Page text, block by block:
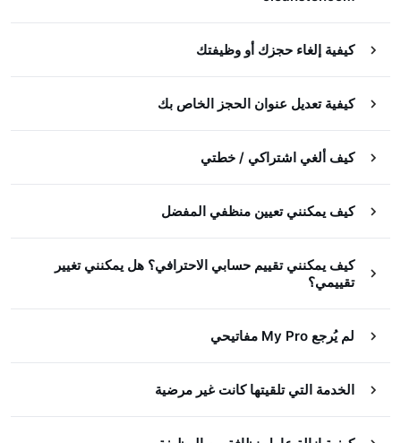
كيفية إلغاء حجزك أو وظيفتك
كيفية تعديل عنوان الحجز الخاص بك
كيف ألغي اشتراكي / خطتي
كيف يمكنني تعيين منظفي المفضل
كيف يمكنني تقييم حسابي الاحترافي؟ هل يمكنني تغيير
تقييمي؟
لم يُرجع My Pro مفاتيحي
الخدمة التي تلقيتها كانت غير مرضية